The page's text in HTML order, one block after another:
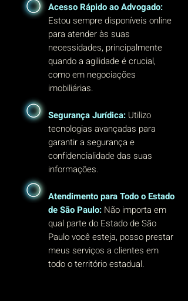
Acesso Rápido ao Advogado:
Estou sempre disponíveis online
para atender às suas
necessidades, principalmente
quando a agilidade é crucial,
como em negociações
imobiliárias.
Segurança Jurídica: Utilizo
tecnologias avançadas para
garantir a segurança e
confidencialidade das suas
informações.
Atendimento para Todo o Estado
de São Paulo: Não importa em
qual parte do Estado de São
Paulo você esteja, posso prestar
meus serviços a clientes em
todo o território estadual.